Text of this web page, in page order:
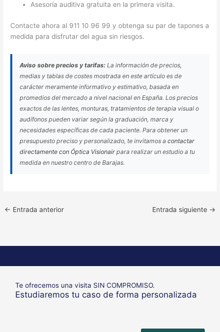
Asesoría auditiva gratuita en la primera visita.
Contacte ahora al 911 10 96 99 y obtenga su par de tapones a
medida para disfrutar del agua sin riesgos.
Aviso sobre precios y tarifas: La información de precios,
medias y tablas de costes mostrada en este artículo es de
carácter meramente informativo y estimativo, basada en
promedios del mercado a nivel nacional en España. Los precios
exactos de las lentes, monturas, tratamientos de terapia visual o
audífonos pueden variar según la graduación, marca y
necesidades específicas de cada paciente. Para obtener un
presupuesto preciso y personalizado, te invitamos acontactar
directamente con Óptica Visionair para realizar un estudio a tu
medida en nuestro centro de Barajas.
← Entrada anterior Entrada siguiente →
Te ofrecemos una visita SIN COMPROMISO.
Estudiaremos tu caso de forma personalizada